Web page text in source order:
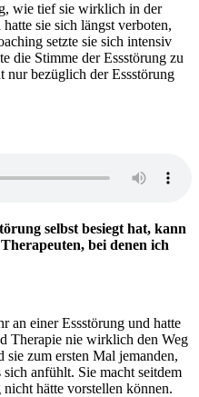
wie tief sie wirklich in der
sie sich längst verboten,
setzte sie sich intensiv
die Stimme der Essstörung zu
nur bezüglich der Essstörung
selbst besiegt hat, kann
bei denen ich
an einer Essstörung und hatte
Therapie nie wirklich den Weg
zum ersten Mal jemanden,
anfühlt. Sie macht seitdem
hätte vorstellen können.